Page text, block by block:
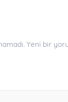
Yeni bir